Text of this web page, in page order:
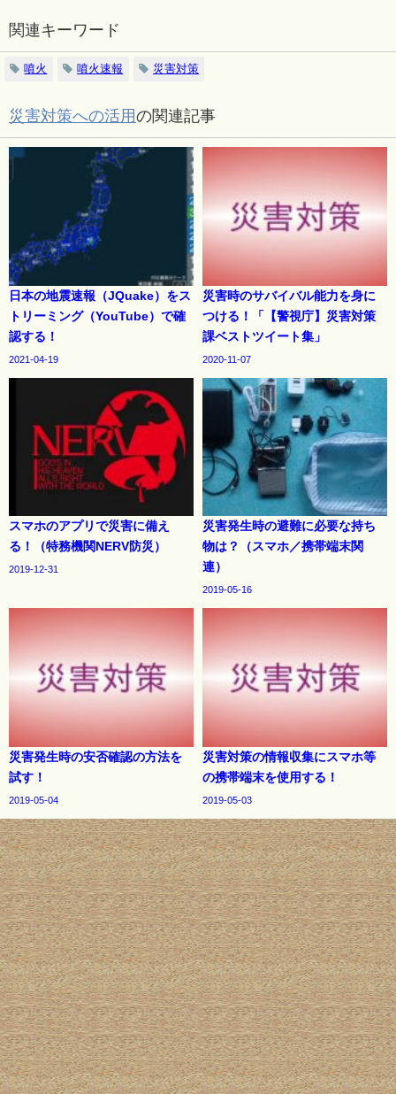
関連キーワード
噴火 噴火速報 災害対策
災害対策への活用の関連記事
日本の地震速報（JQuake）をス
トリーミング（YouTube）で確
認する！
2021-04-19
災害時のサバイバル能力を身に
つける！「【警視庁】災害対策
課ベストツイート集」
2020-11-07
スマホのアプリで災害に備え
る！（特務機関NERV防災）
2019-12-31
災害発生時の避難に必要な持ち
物は？（スマホ／携帯端末関
連）
2019-05-16
災害発生時の安否確認の方法を
試す！
2019-05-04
災害対策の情報収集にスマホ等
の携帯端末を使用する！
2019-05-03